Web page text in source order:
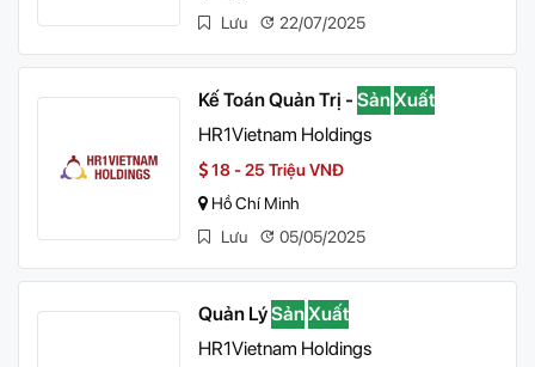
Lưu
22/07/2025
Kế Toán Quản Trị - SảnXuất
HR1Vietnam Holdings
18 - 25 Triệu VNĐ
Hồ Chí Minh
Lưu
05/05/2025
Quản LýSảnXuất
HR1Vietnam Holdings